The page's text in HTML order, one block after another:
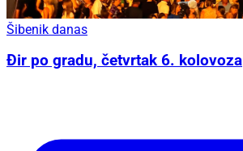
Šibenik danas
Đir po gradu, četvrtak 6. kolovoza